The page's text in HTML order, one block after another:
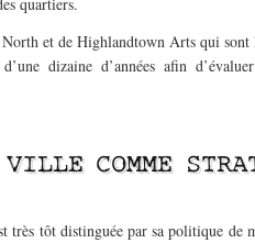
et de Highlandtown Arts qui sont
dizaine d’années afin
COMME
très tôt distinguée par sa politique de